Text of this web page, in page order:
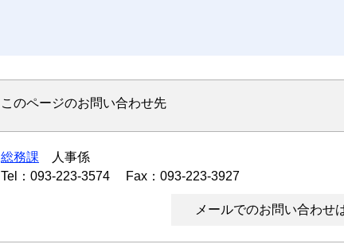
このページのお問い合わせ先
総務課
人事係
Tel：093-223-3574
Fax：093-223-3927
メールでのお問い合わせ